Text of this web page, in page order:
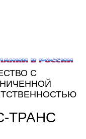
С
ТРАНС